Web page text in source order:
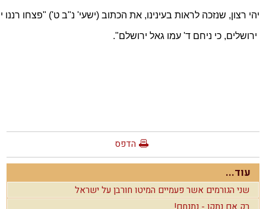
יהי רצון, שנזכה לראות בעינינו, את הכתוב (ישעי' נ"ב ט') "פצחו רננו
ירושלים, כי ניחם ד' עמו גאל ירושלם".
הדפס
עוד...
שני הגורמים אשר פעמיים המיטו חורבן על ישראל